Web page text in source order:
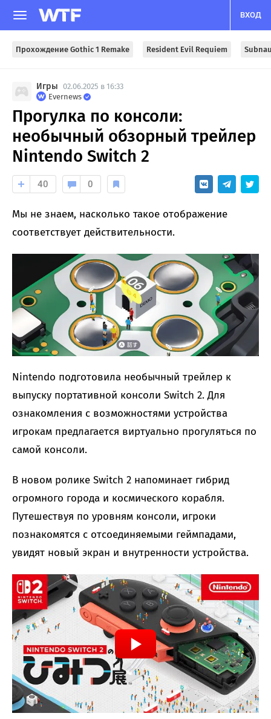
ВХОД
Прохождение Gothic 1 Remake Resident Evil Requiem
Игры 02.06.2025 в 16:33
Evernews
Прогулка по консоли:
необычный обзорный трейлер
Nintendo Switch 2
40 0
Мы не знаем, насколько такое отображение
соответствует действительности.
Nintendo подготовила необычный трейлер к
выпуску портативной консоли Switch 2. Для
ознакомления с возможностями устройства
игрокам предлагается виртуально прогуляться по
самой консоли.
В новом ролике Switch 2 напоминает гибрид
огромного города и космического корабля.
Путешествуя по уровням консоли, игроки
познакомятся с отсоединяемыми геймпадами,
увидят новый экран и внутренности устройства.